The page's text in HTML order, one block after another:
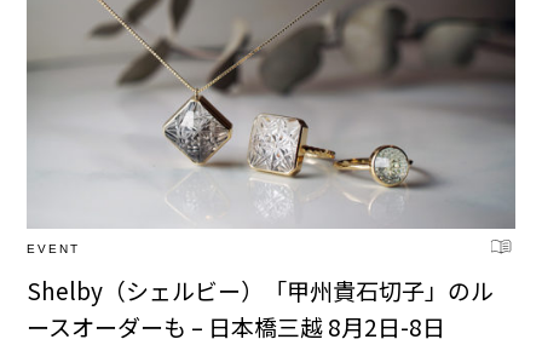
EVENT
Shelby（シェルビー）「甲州貴石切子」のル
ースオーダーも – 日本橋三越 8月2日-8日